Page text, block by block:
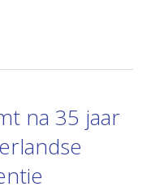
na 35 jaar